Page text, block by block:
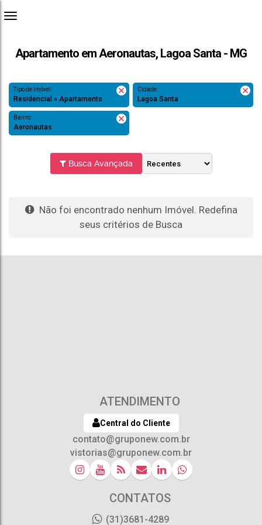
Apartamento em Aeronautas, Lagoa Santa - MG
Tipo de Imóvel:
Residencial » Apartamento
Cidade:
Lagoa Santa
Bairro:
Aeronautas
Busca Avançada
Não foi encontrado nenhum Imóvel. Redefina
seus critérios de Busca
ATENDIMENTO
Central do Cliente
contato@gruponew.com.br
vistorias@gruponew.com.br
CONTATOS
(31)3681-4289